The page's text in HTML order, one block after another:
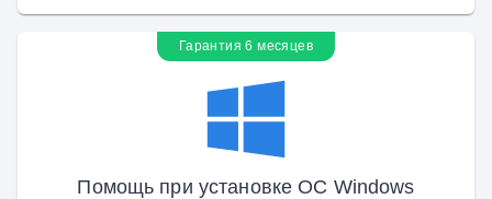
Гарантия 6 месяцев
Помощь при установке ОС Windows